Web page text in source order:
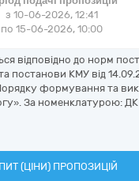
з 10-06-2026, 12:41
по 15-06-2026, 10:00
відповідно до норм
та постанови КМУ від
формування та
За номенклатурою: ДК
(ЦІНИ) ПРОПОЗИЦІЙ